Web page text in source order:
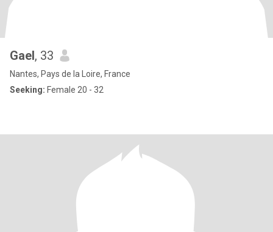
Gael, 33
Nantes, Pays de la Loire, France
Seeking: Female 20 - 32